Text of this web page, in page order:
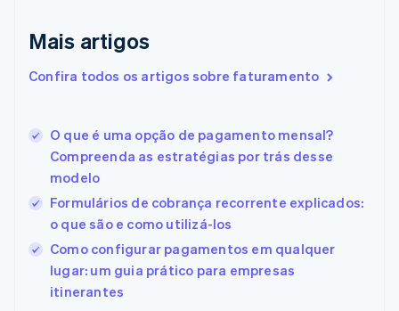
Mais artigos
Confira todos os artigos sobre faturamento
O que é uma opção de pagamento mensal?
Compreenda as estratégias por trás desse
modelo
Formulários de cobrança recorrente explicados:
o que são e como utilizá-los
Como configurar pagamentos em qualquer
lugar: um guia prático para empresas
itinerantes
Eslováquia
English
Eslovênia
EspañolEnglish
Estados Unidos
EnglishEspañol
Estônia
English
Finlândia
English Svenska
França
Français English
Gibraltar